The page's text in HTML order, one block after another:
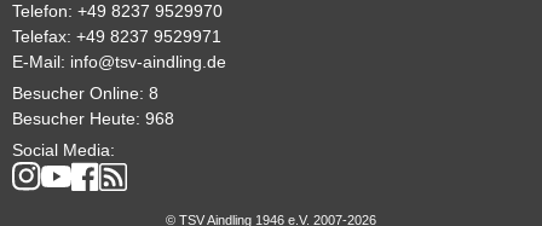
Telefon: +49 8237 9529970
Telefax: +49 8237 9529971
E-Mail: info@tsv-aindling.de
Besucher Online: 8
Besucher Heute: 968
Social Media:
© TSV Aindling 1946 e.V. 2007-2026